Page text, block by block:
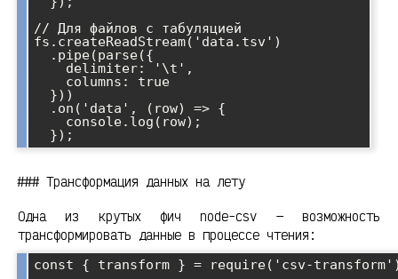
// Для файлов с табуляцией
fs.createReadStream('data.tsv')
### Трансформация данных на лету
Одна из крутых фич node-csv — возможность
трансформировать данные в процессе чтения:
const { transform } = require('csv-